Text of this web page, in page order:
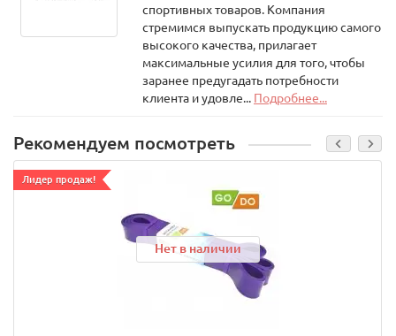
спортивных товаров. Компания
стремимся выпускать продукцию самого
высокого качества, прилагает
максимальные усилия для того, чтобы
заранее предугадать потребности
клиента и удовле... Подробнее...
Рекомендуем посмотреть
Лидер продаж!
Нет в наличии